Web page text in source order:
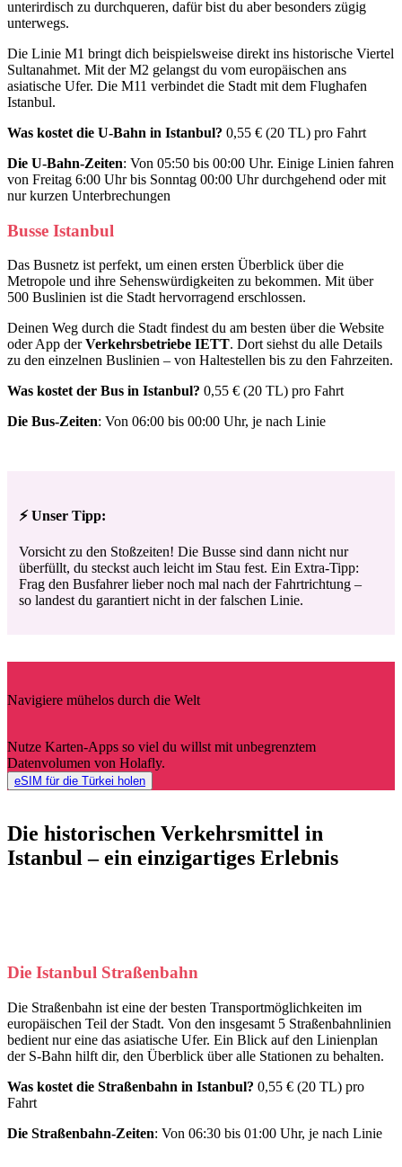
unterirdisch zu durchqueren, dafür bist du aber besonders zügig
unterwegs.
Die Linie M1 bringt dich beispielsweise direkt ins historische Viertel
Sultanahmet. Mit der M2 gelangst du vom europäischen ans
asiatische Ufer. Die M11 verbindet die Stadt mit dem Flughafen
Istanbul.
Was kostet die U-Bahn in Istanbul? 0,55 € (20 TL) pro Fahrt
Die U-Bahn-Zeiten: Von 05:50 bis 00:00 Uhr. Einige Linien fahren
von Freitag 6:00 Uhr bis Sonntag 00:00 Uhr durchgehend oder mit
nur kurzen Unterbrechungen
Busse Istanbul
Das Busnetz ist perfekt, um einen ersten Überblick über die
Metropole und ihre Sehenswürdigkeiten zu bekommen. Mit über
500 Buslinien ist die Stadt hervorragend erschlossen.
Deinen Weg durch die Stadt findest du am besten über die Website
oder App derVerkehrsbetriebe IETT. Dort siehst du alle Details
zu den einzelnen Buslinien – von Haltestellen bis zu den Fahrzeiten.
Was kostet der Bus in Istanbul? 0,55 € (20 TL) pro Fahrt
Die Bus-Zeiten: Von 06:00 bis 00:00 Uhr, je nach Linie
⚡ Unser Tipp:
Vorsicht zu den Stoßzeiten! Die Busse sind dann nicht nur
überfüllt, du steckst auch leicht im Stau fest. Ein Extra-Tipp:
Frag den Busfahrer lieber noch mal nach der Fahrtrichtung –
so landest du garantiert nicht in der falschen Linie.
Navigiere mühelos durch die Welt
Nutze Karten-Apps so viel du willst mit unbegrenztem
Datenvolumen von Holafly.
eSIM für die Türkei holen
Die historischen Verkehrsmittel in
Istanbul – ein einzigartiges Erlebnis
Die Istanbul Straßenbahn
Die Straßenbahn ist eine der besten Transportmöglichkeiten im
europäischen Teil der Stadt. Von den insgesamt 5 Straßenbahnlinien
bedient nur eine das asiatische Ufer. Ein Blick auf den Linienplan
der S-Bahn hilft dir, den Überblick über alle Stationen zu behalten.
Was kostet die Straßenbahn in Istanbul? 0,55 € (20 TL) pro
Fahrt
Die Straßenbahn-Zeiten: Von 06:30 bis 01:00 Uhr, je nach Linie